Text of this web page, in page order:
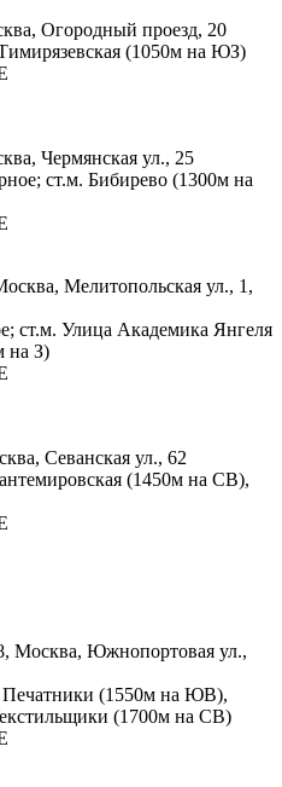
Огородный проезд, 20
(1050м на ЮЗ)
Чермянская ул., 25
ст.м. Бибирево (1300м на
Мелитопольская ул., 1,
ст.м. Улица Академика Янгеля
на З)
Севанская ул., 62
(1450м на СВ),
Южнопортовая ул.,
(1550м на ЮВ),
(1700м на СВ)